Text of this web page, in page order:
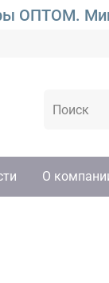
ОПТОМ.
О